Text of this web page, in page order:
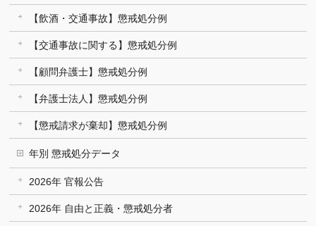
【飲酒・交通事故】懲戒処分例
【交通事故に関する】懲戒処分例
【顧問弁護士】懲戒処分例
【弁護士法人】懲戒処分例
【懲戒請求が棄却】懲戒処分例
年別 懲戒処分データ
2026年 官報公告
2026年 自由と正義・懲戒処分者